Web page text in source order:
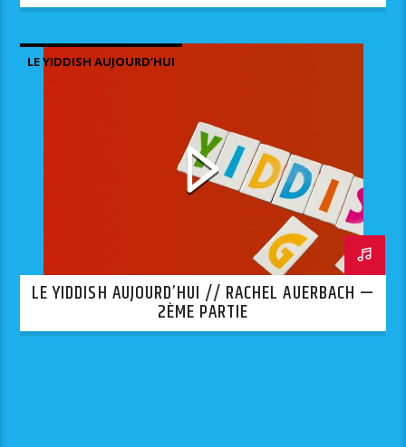
LE YIDDISH AUJOURD’HUI
LE YIDDISH AUJOURD’HUI // RACHEL AUERBACH —
2ÈME PARTIE